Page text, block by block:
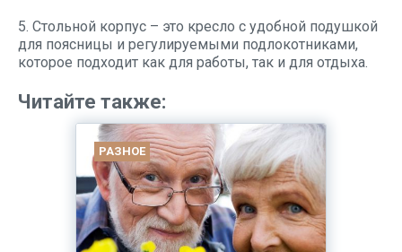
5. Стольной корпус – это кресло с удобной подушкой
для поясницы и регулируемыми подлокотниками,
которое подходит как для работы, так и для отдыха.
Читайте также:
РАЗНОЕ